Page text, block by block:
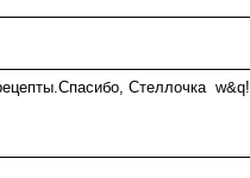
Стеллочка w&q!